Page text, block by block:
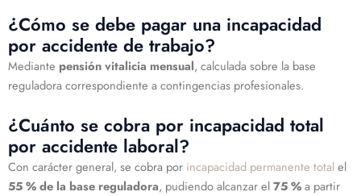
¿Cómo se debe pagar una incapacidad
por accidente de trabajo?
Mediante pensión vitalicia mensual, calculada sobre la base
reguladora correspondiente a contingencias profesionales.
¿Cuánto se cobra por incapacidad total
por accidente laboral?
Con carácter general, se cobra por incapacidad permanente totalel
55 % de la base reguladora, pudiendo alcanzar el75 %a partir